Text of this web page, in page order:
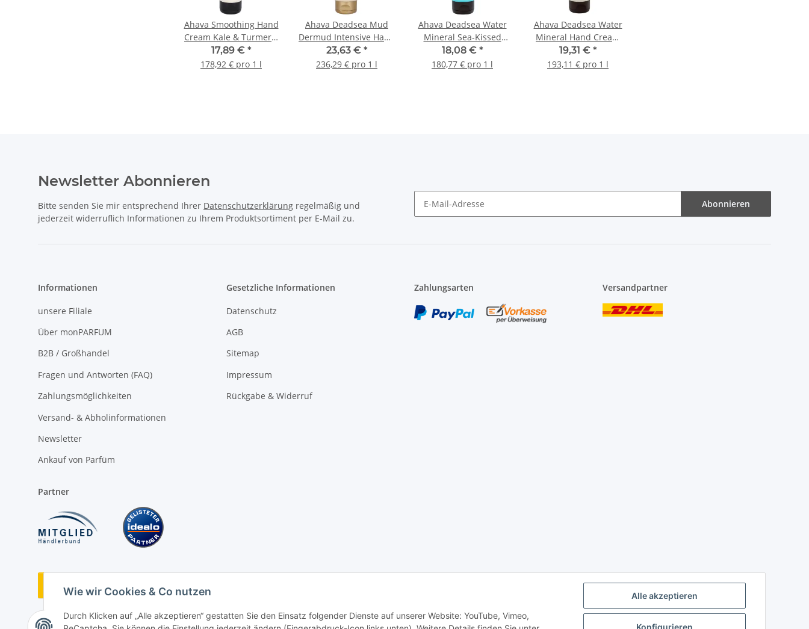
Alle akzeptieren
Konfigurieren
Wie wir Cookies & Co nutzen
Durch Klicken auf „Alle akzeptieren“ gestatten Sie den Einsatz folgender Dienste auf unserer Website: YouTube, Vimeo,
Ahava Smoothing Hand
Cream Kale & Turmeric
100ml
17,89 € *
178,92 € pro 1 l
Ahava Deadsea Mud
Dermud Intensive Hand
Cream 100ml
23,63 € *
236,29 € pro 1 l
Ahava Deadsea Water
Mineral Sea-Kissed
Hand Cream 100ml
18,08 € *
180,77 € pro 1 l
Ahava Deadsea Water
Mineral Hand Cream
100ml
19,31 € *
193,11 € pro 1 l
Newsletter Abonnieren
Bitte senden Sie mir entsprechend Ihrer Datenschutzerklärung regelmäßig und
jederzeit widerruflich Informationen zu Ihrem Produktsortiment per E-Mail zu.
Abonnieren
Informationen
unsere Filiale
Über monPARFUM
B2B / Großhandel
Fragen und Antworten (FAQ)
Zahlungsmöglichkeiten
Versand- & Abholinformationen
Newsletter
Ankauf von Parfüm
Gesetzliche Informationen
Datenschutz
AGB
Sitemap
Impressum
Rückgabe & Widerruf
Zahlungsarten Versandpartner
Partner
Vertrag widerrufen